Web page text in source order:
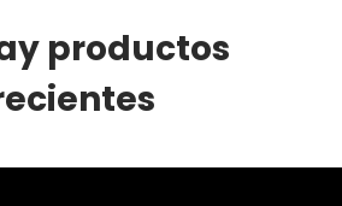
productos